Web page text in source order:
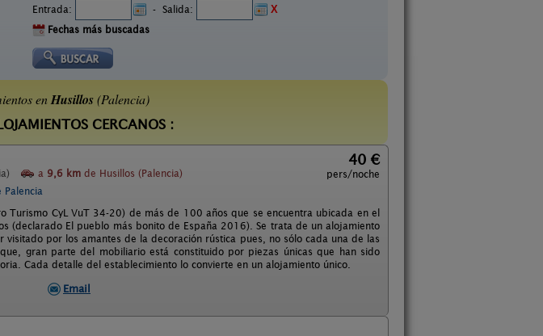
Entrada:
- Salida:
X
Fechas más buscadas
enHusillos(Palencia)
CERCANOS :
a 9,6 km de Husillos (Palencia)
40 €
pers/noche
Turismo CyL VuT 34-20) de más de 100 años que se encuentra ubicada en el
(declarado El pueblo más bonito de España 2016). Se trata de un alojamiento
por los amantes de la decoración rústica pues, no sólo cada una de las
gran parte del mobiliario está constituido por piezas únicas que han sido
Cada detalle del establecimiento lo convierte en un alojamiento único.
Email